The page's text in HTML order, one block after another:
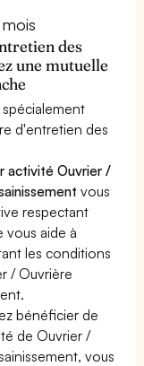
des
une mutuelle
d'entretien des
activité Ouvrier /
vous
respectant
aide à
les conditions
/ Ouvrière
bénéficier de
de Ouvrier /
vous